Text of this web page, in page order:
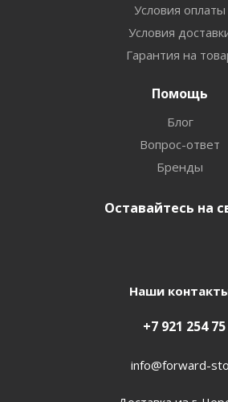
Условия оплаты
Условия
Гарантия на
Помощь
Блог
Вопрос-ответ
Бренды
Оставайтесь на
Наши
+7 921 254
info@forward-